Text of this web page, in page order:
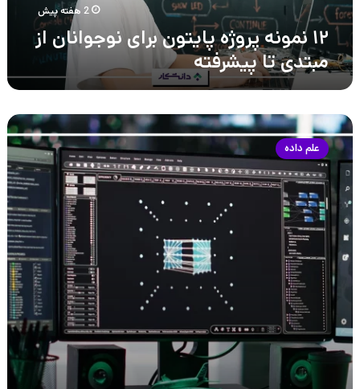
پیشرفته
2 هفته پیش
۱۲ نمونه پروژه پایتون برای نوجوانان از
مبتدی تا پیشرفته
بازار
کار
و
درآمد
مهندس
داده
در
ایران
و
جهان
علم داده